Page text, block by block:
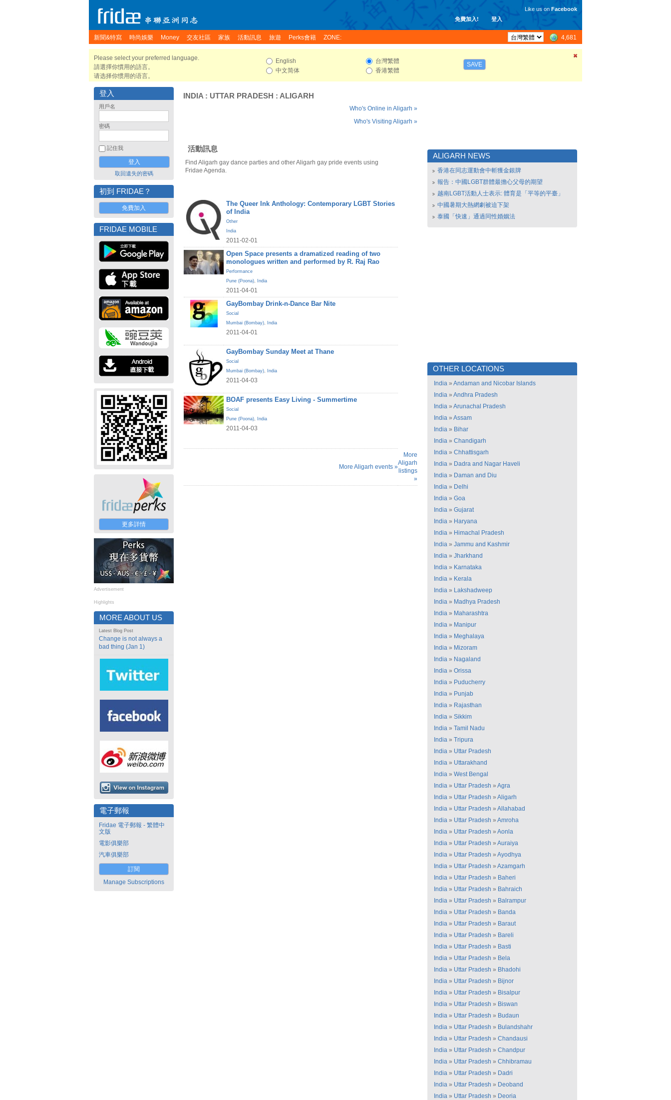
免費加入! 登入
Like us on Facebook
新聞&特寫 時尚娛樂 Money 交友社區 家族 活動訊息 旅遊 Perks會籍 ZONE: 4,681
Please select your preferred language.
請選擇你慣用的語言。
请选择你惯用的语言。
English
中文简体
台灣繁體
香港繁體
SAVE
登入
用戶名
密碼
記住我
取回遺失的密碼
初到 FRIDAE？
免費加入
FRIDAE MOBILE
更多詳情
Advertisement
Highlights
MORE ABOUT US
Latest Blog Post
Change is not always a
bad thing (Jan 1)
電子郵報
Fridae 電子郵報 - 繁體中
文版
電影俱樂部
汽車俱樂部
訂閱
Manage Subscriptions
INDIA : UTTAR PRADESH : ALIGARH
Who's Online in Aligarh »
Who's Visiting Aligarh »
活動訊息
Find Aligarh gay dance parties and other Aligarh gay pride events using
Fridae Agenda.
The Queer Ink Anthology: Contemporary LGBT Stories
of India
Other
India
2011-02-01
Open Space presents a dramatized reading of two
monologues written and performed by R. Raj Rao
Performance
Pune (Poona), India
2011-04-01
GayBombay Drink-n-Dance Bar Nite
Social
Mumbai (Bombay), India
2011-04-01
GayBombay Sunday Meet at Thane
Social
Mumbai (Bombay), India
2011-04-03
BOAF presents Easy Living - Summertime
Social
Pune (Poona), India
2011-04-03
More Aligarh events »
More
Aligarh
listings
»
ALIGARH NEWS
香港在同志運動會中斬獲金銀牌
報告：中國LGBT群體最擔心父母的期望
越南LGBT活動人士表示: 體育是「平等的平臺」
中國暑期大熱網劇被迫下架
泰國「快速」通過同性婚姻法
OTHER LOCATIONS
India » Andaman and Nicobar Islands
India » Andhra Pradesh
India » Arunachal Pradesh
India » Assam
India » Bihar
India » Chandigarh
India » Chhattisgarh
India » Dadra and Nagar Haveli
India » Daman and Diu
India » Delhi
India » Goa
India » Gujarat
India » Haryana
India » Himachal Pradesh
India » Jammu and Kashmir
India » Jharkhand
India » Karnataka
India » Kerala
India » Lakshadweep
India » Madhya Pradesh
India » Maharashtra
India » Manipur
India » Meghalaya
India » Mizoram
India » Nagaland
India » Orissa
India » Puducherry
India » Punjab
India » Rajasthan
India » Sikkim
India » Tamil Nadu
India » Tripura
India » Uttar Pradesh
India » Uttarakhand
India » West Bengal
India » Uttar Pradesh » Agra
India » Uttar Pradesh » Aligarh
India » Uttar Pradesh » Allahabad
India » Uttar Pradesh » Amroha
India » Uttar Pradesh » Aonla
India » Uttar Pradesh » Auraiya
India » Uttar Pradesh » Ayodhya
India » Uttar Pradesh » Azamgarh
India » Uttar Pradesh » Baheri
India » Uttar Pradesh » Bahraich
India » Uttar Pradesh » Balrampur
India » Uttar Pradesh » Banda
India » Uttar Pradesh » Baraut
India » Uttar Pradesh » Bareli
India » Uttar Pradesh » Basti
India » Uttar Pradesh » Bela
India » Uttar Pradesh » Bhadohi
India » Uttar Pradesh » Bijnor
India » Uttar Pradesh » Bisalpur
India » Uttar Pradesh » Biswan
India » Uttar Pradesh » Budaun
India » Uttar Pradesh » Bulandshahr
India » Uttar Pradesh » Chandausi
India » Uttar Pradesh » Chandpur
India » Uttar Pradesh » Chhibramau
India » Uttar Pradesh » Dadri
India » Uttar Pradesh » Deoband
India » Uttar Pradesh » Deoria